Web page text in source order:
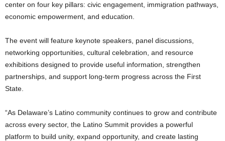
center on four key pillars: civic engagement, immigration pathways,
economic empowerment, and education.
The event will feature keynote speakers, panel discussions,
networking opportunities, cultural celebration, and resource
exhibitions designed to provide useful information, strengthen
partnerships, and support long-term progress across the First
State.
“As Delaware’s Latino community continues to grow and contribute
across every sector, the Latino Summit provides a powerful
platform to build unity, expand opportunity, and create lasting